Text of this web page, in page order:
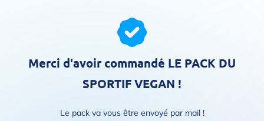
Merci d'avoir commandé LE PACK DU
SPORTIF VEGAN !
Le pack va vous être envoyé par mail !